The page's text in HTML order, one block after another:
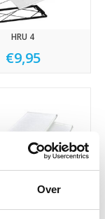
Over
HRU 4
€9,95